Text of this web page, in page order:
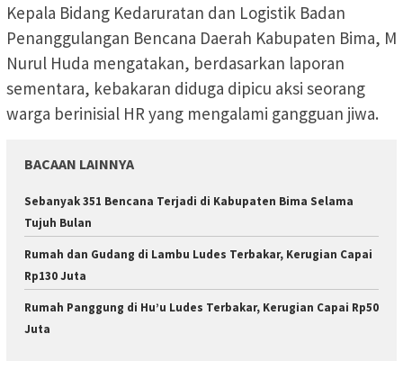
Kepala Bidang Kedaruratan dan Logistik Badan
Penanggulangan Bencana Daerah Kabupaten Bima, M
Nurul Huda mengatakan, berdasarkan laporan
sementara, kebakaran diduga dipicu aksi seorang
warga berinisial HR yang mengalami gangguan jiwa.
BACAAN LAINNYA
Sebanyak 351 Bencana Terjadi di Kabupaten Bima Selama
Tujuh Bulan
Rumah dan Gudang di Lambu Ludes Terbakar, Kerugian Capai
Rp130 Juta
Rumah Panggung di Hu’u Ludes Terbakar, Kerugian Capai Rp50
Juta